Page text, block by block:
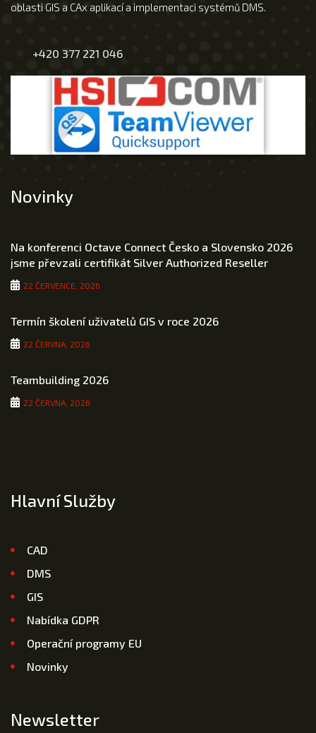
oblasti GIS a CAx aplikací a implementaci systémů DMS.
+420 377 221 046
Novinky
Na konferenci Octave Connect Česko a Slovensko 2026
jsme převzali certifikát Silver Authorized Reseller
22 ČERVENCE, 2026
Termín školení uživatelů GIS v roce 2026
22 ČERVNA, 2026
Teambuilding 2026
22 ČERVNA, 2026
Hlavní Služby
CAD
DMS
GIS
Nabídka GDPR
Operační programy EU
Novinky
Newsletter